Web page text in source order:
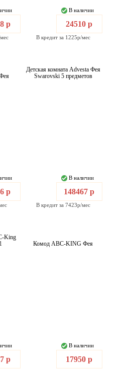
р
В наличии
24510 р
В кредит за 1225р/мес
р
Детская комната Advesta Фея
Swarovski 5 предметов
В наличии
148467 р
В кредит за 7423р/мес
King
р
Комод ABC-KING Фея
В наличии
17950 р